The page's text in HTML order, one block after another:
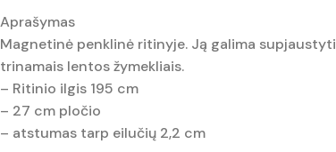
Aprašymas
Magnetinė penklinė ritinyje. Ją galima
trinamais lentos žymekliais.
– Ritinio ilgis 195 cm
– 27 cm pločio
– atstumas tarp eilučių 2,2 cm